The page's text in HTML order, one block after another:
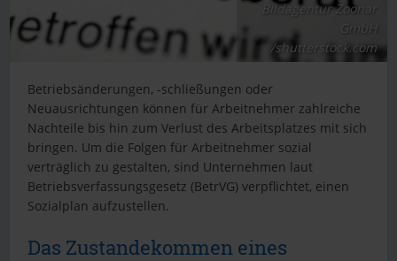
Bildagentur Zoonar
GmbH
/shutterstock.com
Betriebsänderungen, -schließungen oder
Neuausrichtungen können für Arbeitnehmer zahlreiche
Nachteile bis hin zum Verlust des Arbeitsplatzes mit sich
bringen. Um die Folgen für Arbeitnehmer sozial
verträglich zu gestalten, sind Unternehmen laut
Betriebsverfassungsgesetz (BetrVG) verpflichtet, einen
Sozialplan aufzustellen.
Das Zustandekommen eines